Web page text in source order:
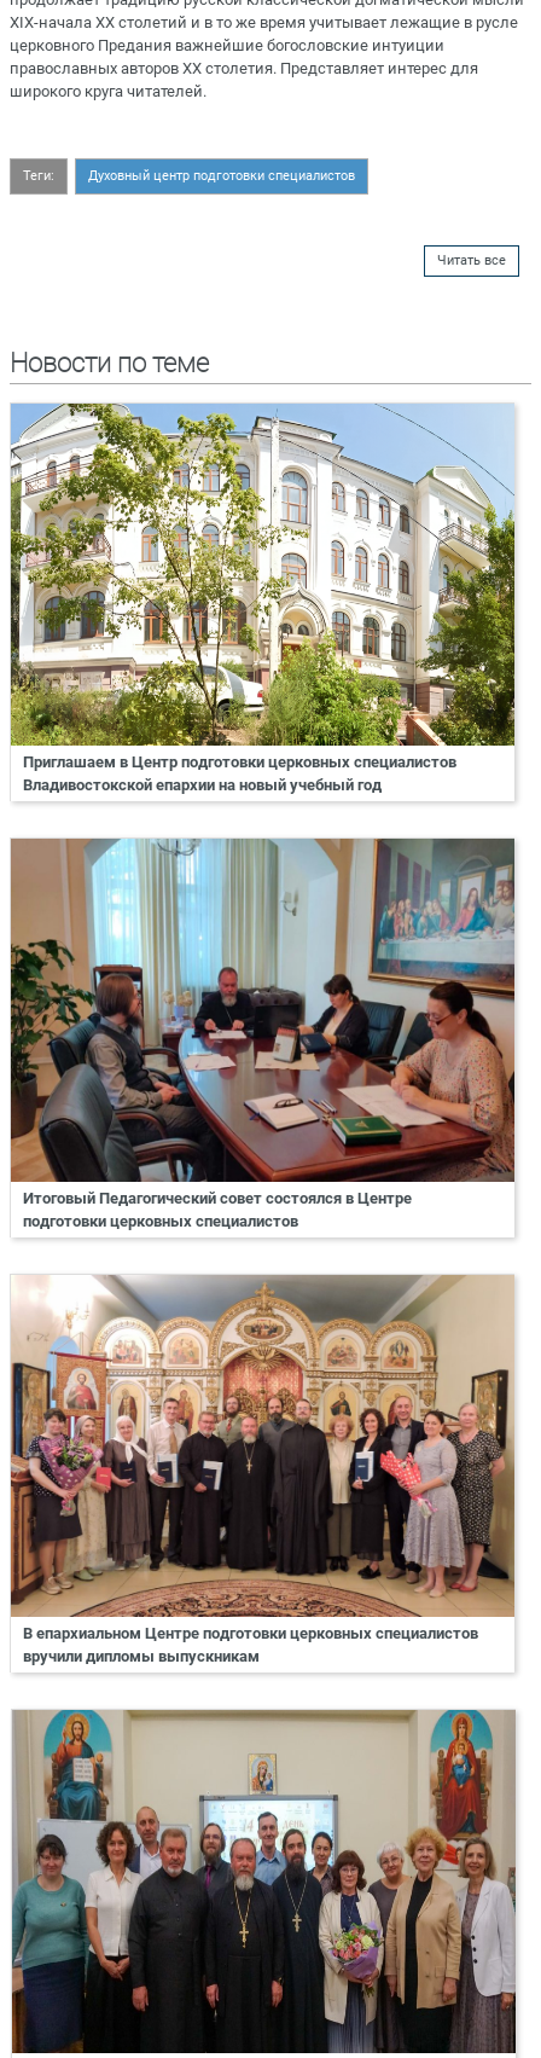
XIX-начала ХХ столетий и в то же время учитывает лежащие в русле
церковного Предания важнейшие богословские интуиции
православных авторов ХХ столетия. Представляет интерес для
широкого круга читателей.
Теги: Духовный центр подготовки специалистов
Читать все
Новости по теме
Приглашаем в Центр подготовки церковных специалистов
Владивостокской епархии на новый учебный год
Итоговый Педагогический совет состоялся в Центре
подготовки церковных специалистов
В епархиальном Центре подготовки церковных специалистов
вручили дипломы выпускникам